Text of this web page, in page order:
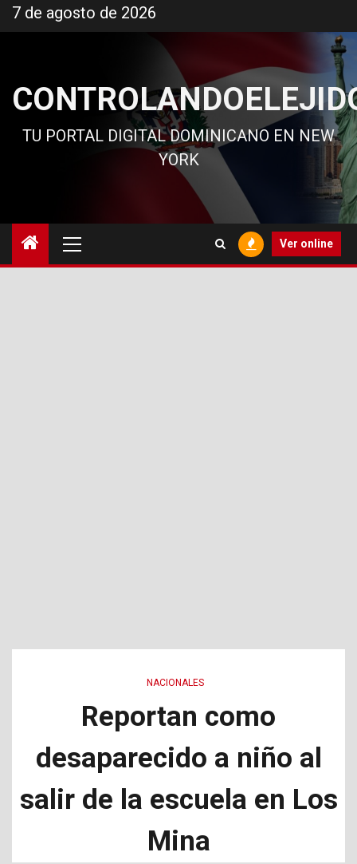
al
7 de agosto de 2026
TU PORTAL DIGITAL DOMINICANO EN NEW
YORK
principal
Ver online
NACIONALES
Reportan como
desaparecido a niño al
salir de la escuela en Los
Mina